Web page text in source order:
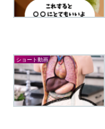
ショート動画